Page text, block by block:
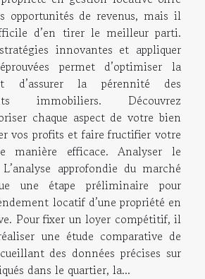
opportunités de revenus, mais il
d’en tirer le meilleur parti.
innovantes et appliquer
permet d’optimiser la
d’assurer la pérennité des
immobiliers. Découvrez
chaque aspect de votre bien
vos profits et faire fructifier votre
manière efficace. Analyser le
approfondie du marché
une étape préliminaire pour
locatif d’une propriété en
Pour fixer un loyer compétitif, il
une étude comparative de
des données précises sur
dans le quartier, la...